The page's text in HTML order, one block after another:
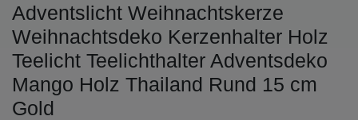
Adventslicht Weihnachtskerze
Weihnachtsdeko Kerzenhalter Holz
Teelicht Teelichthalter Adventsdeko
Mango Holz Thailand Rund 15 cm
Gold